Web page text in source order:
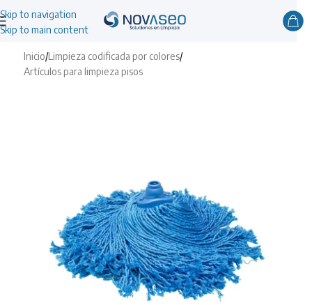
Skip to navigation
Skip to main content
Inicio/Limpieza codificada por colores/
Artículos para limpieza pisos